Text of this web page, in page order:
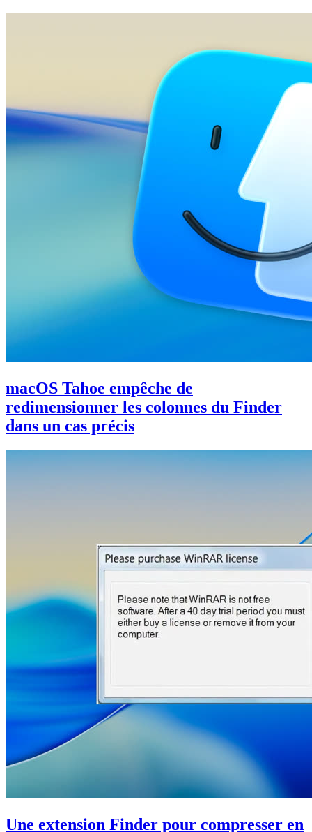
macOS Tahoe empêche de
redimensionner les colonnes du Finder
dans un cas précis
Une extension Finder pour compresser en